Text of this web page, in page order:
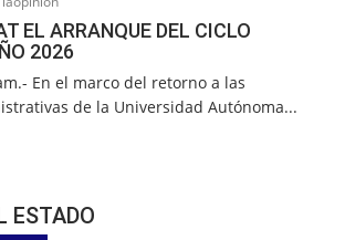
EL ARRANQUE DEL CICLO
2026
En el marco del retorno a las
de la Universidad Autónoma...
ESTADO